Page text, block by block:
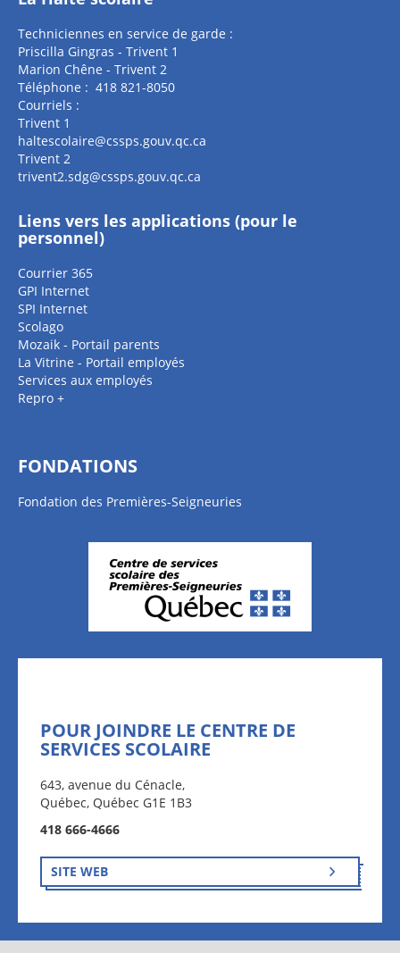
Techniciennes en service de garde :
Priscilla Gingras - Trivent 1
Marion Chêne - Trivent 2
Téléphone : 418 821-8050
Courriels :
Trivent 1
haltescolaire@cssps.gouv.qc.ca
Trivent 2
trivent2.sdg@cssps.gouv.qc.ca
Liens vers les applications (pour le
personnel)
Courrier 365
GPI Internet
SPI Internet
Scolago
Mozaik - Portail parents
La Vitrine - Portail employés
Services aux employés
Repro +
FONDATIONS
Fondation des Premières-Seigneuries
POUR JOINDRE LE CENTRE DE
SERVICES SCOLAIRE
643, avenue du Cénacle,
Québec, Québec G1E 1B3
418 666-4666
SITE WEB